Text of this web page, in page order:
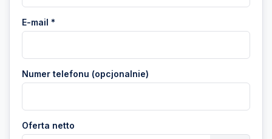
E-mail *
Numer telefonu (opcjonalnie)
Oferta netto